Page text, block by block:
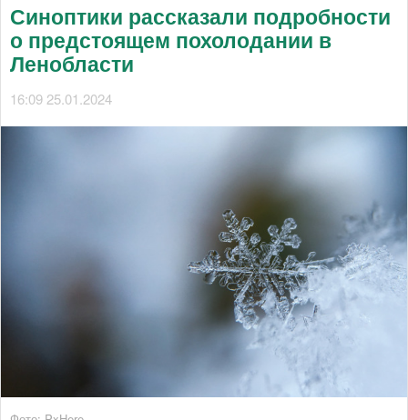
Синоптики рассказали подробности
о предстоящем похолодании в
Ленобласти
16:09 25.01.2024